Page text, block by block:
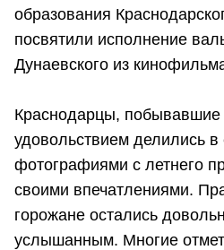
образования
посвятили исполнение
Дунаевского из
Краснодарцы, побывавшие
удовольствием делились в
фотографиями с летнего
своими впечатлениями.
горожане остались
услышанным. Многие